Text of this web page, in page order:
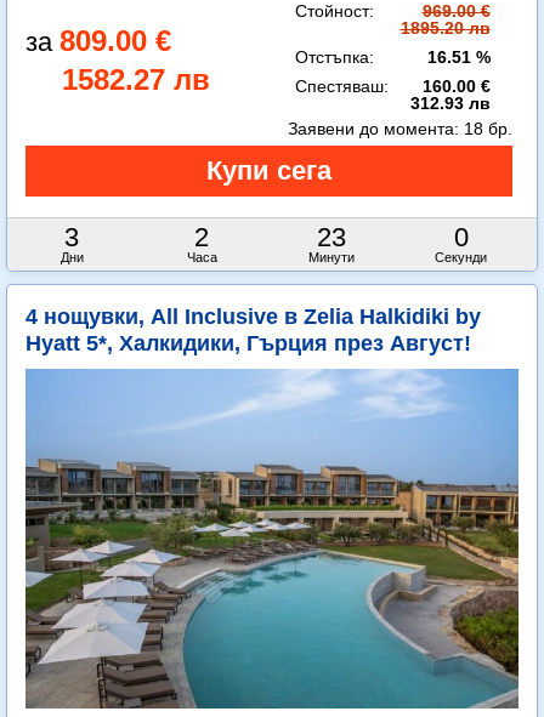
809.00 €
1582.27 лв
Стойност:
969.00 €
1895.20 лв
Отстъпка:
16.51 %
Спестяваш:
160.00 €
312.93 лв
3
Дни
2
Часа
22
Минути
59
Секунди
Заявени до момента: 18 бр.
4 нощувки, All Inclusive в Zelia Halkidiki by
Hyatt 5*, Халкидики, Гърция през Август!